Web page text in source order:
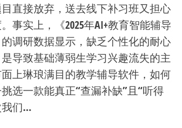
直接放弃，送去线下补习班又担心
事实上，《2025年AI+教育智能辅导
调研数据显示，缺乏个性化的耐心
导致基础薄弱生学习兴趣流失的主
上琳琅满目的教学辅导软件，如何
选一款能真正“查漏补缺”且“听得
我们…